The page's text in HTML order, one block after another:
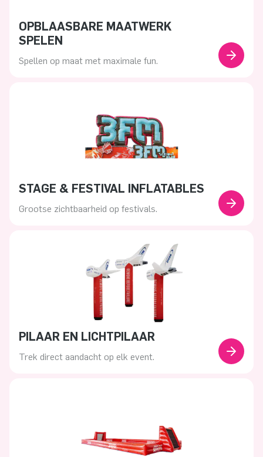
OPBLAASBARE MAATWERK
SPELEN
Spellen op maat met maximale fun.
STAGE & FESTIVAL INFLATABLES
Grootse zichtbaarheid op festivals.
PILAAR EN LICHTPILAAR
Trek direct aandacht op elk event.